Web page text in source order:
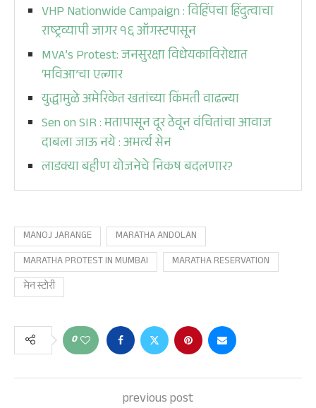
VHP Nationwide Campaign : विहिंपचा हिंदुत्वाचा
राष्ट्रव्यापी जागर १६ ऑगस्टपासून
MVA’s Protest: जनसुरक्षा विधेयकाविरोधात
‘मविआ’चा एल्गार
युद्धामुळे अमेरिकेत खतांच्या किंमती वाढल्या
Sen on SIR : मतापासून दूर ठेवून वंचितांचा आवाज
दाबला जाऊ नये : अमर्त्य सेन
लाडक्या बहीण योजनेचे निकष बदलणार?
MANOJ JARANGE
MARATHA ANDOLAN
MARATHA PROTEST IN MUMBAI
MARATHA RESERVATION
मेन स्टोरी
0
previous post